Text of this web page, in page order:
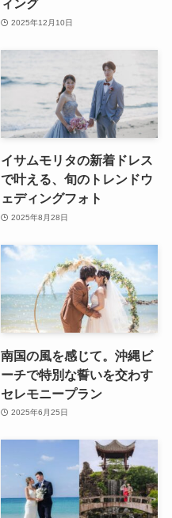
ィング
2025年12月10日
イサムモリタの新着ドレス
で叶える、旬のトレンドウ
ェディングフォト
2025年8月28日
南国の風を感じて。沖縄ビ
ーチで特別な誓いを交わす
セレモニープラン
2025年6月25日